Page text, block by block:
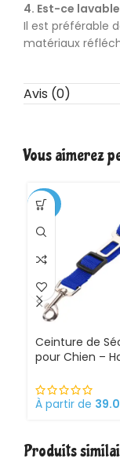
4. Est-ce
Il est préférable
matériaux
Avis (0)
Vous aimerez
-20%
Ceinture de
pour Chien –
À partir de
Produits